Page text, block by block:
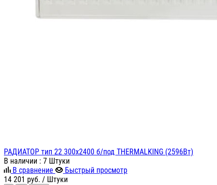
РАДИАТОР тип 22 300х2400 б/под THERMALKING (2596Вт)
В наличии : 7 Штуки
В сравнение
Быстрый просмотр
14 201 руб. / Штуки